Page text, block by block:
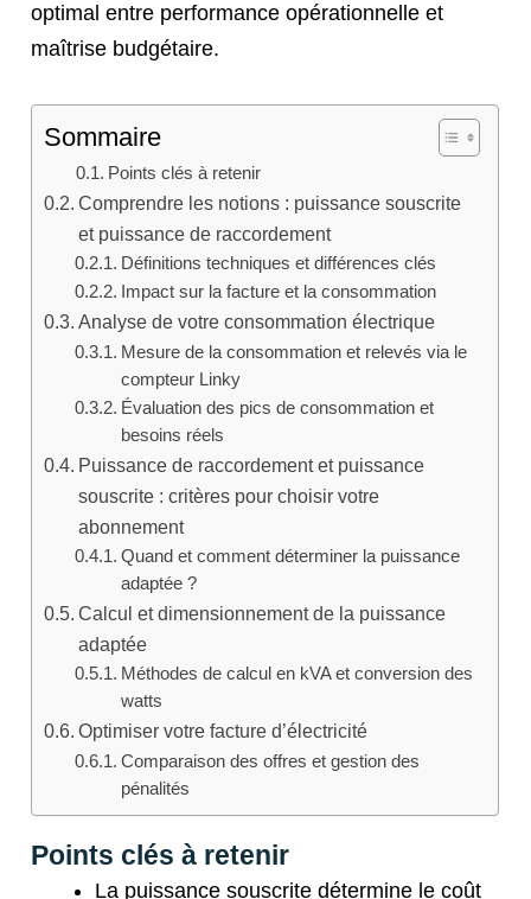
optimal entre performance opérationnelle et
maîtrise budgétaire.
Sommaire
Points clés à retenir
Comprendre les notions : puissance souscrite
et puissance de raccordement
Définitions techniques et différences clés
Impact sur la facture et la consommation
Analyse de votre consommation électrique
Mesure de la consommation et relevés via le
compteur Linky
Évaluation des pics de consommation et
besoins réels
Puissance de raccordement et puissance
souscrite : critères pour choisir votre
abonnement
Quand et comment déterminer la puissance
adaptée ?
Calcul et dimensionnement de la puissance
adaptée
Méthodes de calcul en kVA et conversion des
watts
Optimiser votre facture d’électricité
Comparaison des offres et gestion des
pénalités
Points clés à retenir
La puissance souscrite détermine le coût